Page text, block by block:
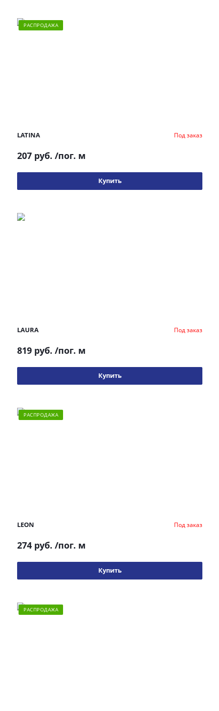
РАСПРОДАЖА
LATINA Под заказ
207 руб. /пог. м
Купить
LAURA Под заказ
819 руб. /пог. м
Купить
РАСПРОДАЖА
LEON Под заказ
274 руб. /пог. м
Купить
РАСПРОДАЖА